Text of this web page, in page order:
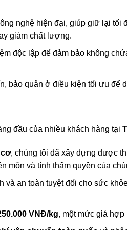
nghệ hiện đại, giúp giữ lại
giảm chất lượng.
độc lập để đảm bảo không
bảo quản ở điều kiện tối ưu để
đầu của nhiều khách hàng tại
, chúng tôi đã xây dựng được
môn và tính thẩm quyền của
và an toàn tuyệt đối cho sức
VNĐ/kg, một mức giá